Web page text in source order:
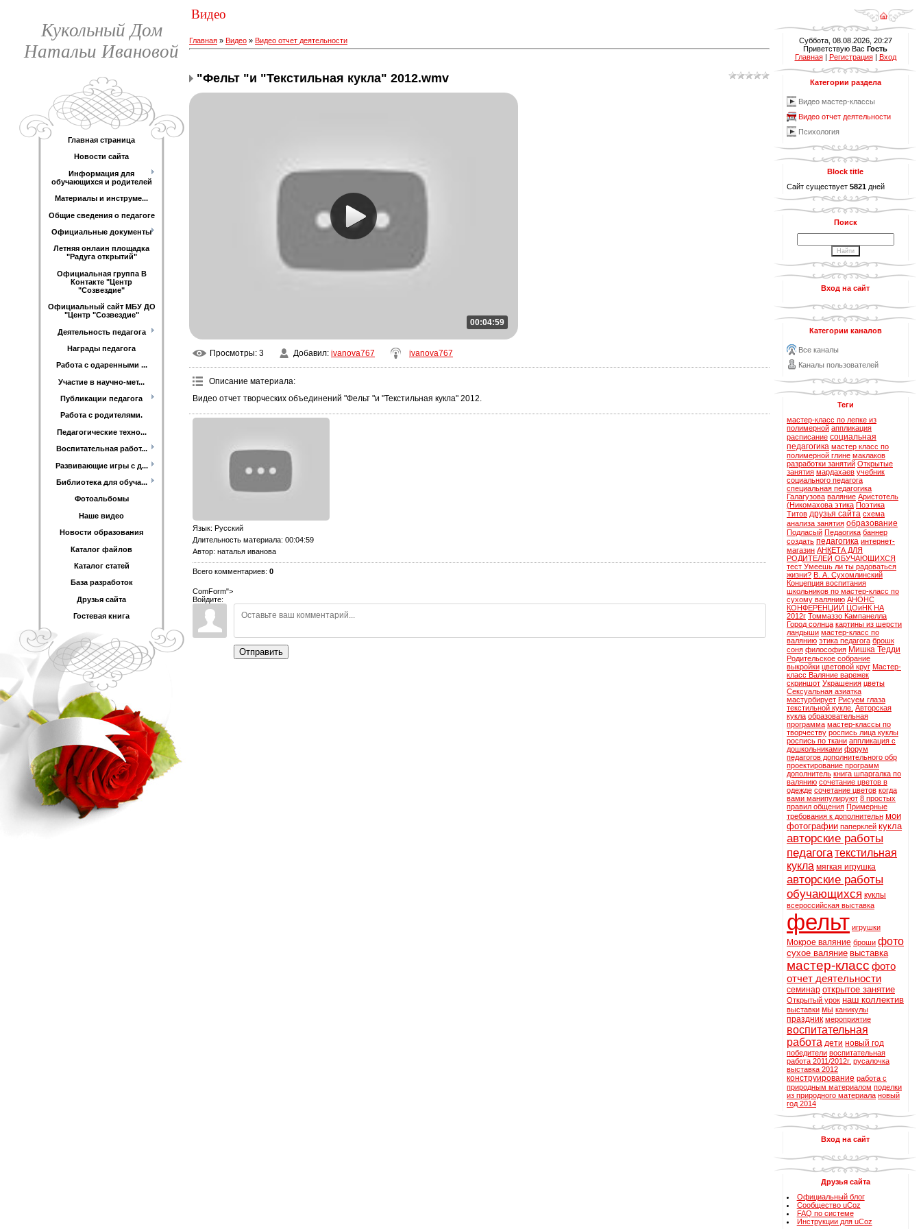
Кукольный Дом
Натальи Ивановой
Главная страница
Новости сайта
Информация для
обучающихся и родителей
Материалы и инструме...
Общие сведения о педагоге
Официальные документы
Летняя онлаин площадка
"Радуга открытий"
Официальная группа В
Контакте "Центр
"Созвездие"
Официальный сайт МБУ ДО
"Центр "Созвездие"
Деятельность педагога
Награды педагога
Работа с одаренными ...
Участие в научно-мет...
Публикации педагога
Работа с родителями.
Педагогические техно...
Воспитательная работ...
Развивающие игры с д...
Библиотека для обуча...
Фотоальбомы
Наше видео
Новости образования
Каталог файлов
Каталог статей
База разработок
Друзья сайта
Гостевая книга
Видео
Главная » Видео » Видео отчет деятельности
"Фельт "и "Текстильная кукла" 2012.wmv
00:04:59
Просмотры: 3 Добавил: ivanova767 ivanova767
Описание материала:
Видео отчет творческих объединений "Фельт "и "Текстильная кукла" 2012.
Язык: Русский
Длительность материала: 00:04:59
Автор: наталья иванова
Всего комментариев: 0
ComForm">
Войдите:
Отправить
Суббота, 08.08.2026, 20:27
Приветствую Вас Гость
Главная| Регистрация| Вход
Категории раздела
Видео мастер-классы
Видео отчет деятельности
Психология
Block title
Сайт существует 5821 дней
Поиск
Вход на сайт
Категории каналов
Все каналы
Каналы пользователей
Теги
мастер-класс по лепке из
полимерной аппликация
расписание социальная
педагогика мастер класс по
полимерной глине маклаков
разработки занятий Открытые
занятия мардахаев учебник
социального педагога
специальная педагогика
Галагузова валяние Аристотель
(Никомахова этика Поэтика
Титов друзья сайта схема
анализа занятия образование
Подласый Педаогика баннер
создать педагогика интернет-
магазин АНКЕТА ДЛЯ
РОДИТЕЛЕЙ ОБУЧАЮЩИХСЯ
тест Умеешь ли ты радоваться
жизни? В. А. Сухомлинский
Концепция воспитания
школьников по мастер-класс по
сухому валянию АНОНС
КОНФЕРЕНЦИЙ ЦОиНК НА
2012г Томмаззо Кампанелла
Город солнца картины из шерсти
ландыши мастер-класс по
валянию этика педагога брошк
соня философия Мишка Тедди
Родительское собрание
выкройки цветовой круг Мастер-
класс Валяние варежек
скриншот Украшения цветы
Сексуальная азиатка
мастурбирует Рисуем глаза
текстильной кукле. Авторская
кукла образовательная
программа мастер-классы по
творчеству роспись лица куклы
роспись по ткани аппликация с
дошкольниками форум
педагогов дополнительного обр
проектирование программ
дополнитель книга шпаргалка по
валянию сочетание цветов в
одежде сочетание цветов когда
вами манипулируют 8 простых
правил общения Примерные
требования к дополнительн мои
фотографии паперклей кукла
авторские работы
педагогатекстильная
кукла мягкая игрушка
авторские работы
обучающихся куклы
всероссийская выставка
фельт игрушки
Мокрое валяние броши фото
сухое валяние выставка
мастер-класс фото
отчет деятельности
семинар открытое занятие
Открытый урок наш коллектив
выставки мы каникулы
праздник мероприятие
воспитательная
работа дети новый год
победители воспитательная
работа 2011/2012г. русалочка
выставка 2012
конструирование работа с
природным материалом поделки
из природного материала новый
год 2014
Вход на сайт
Друзья сайта
Официальный блог
Сообщество uCoz
FAQ по системе
Инструкции для uCoz